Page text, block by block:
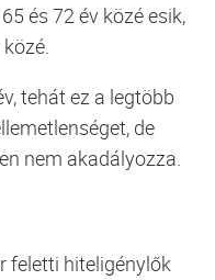
és 72 év közé esik,
tehát ez a legtöbb
de
nem akadályozza.
feletti hiteligénylők